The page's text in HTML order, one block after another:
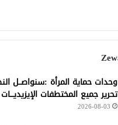
وحدات حماية المرأة :سنواصــل
تحرير جميع المختطفات الإيزيديـــات
2026-08-03